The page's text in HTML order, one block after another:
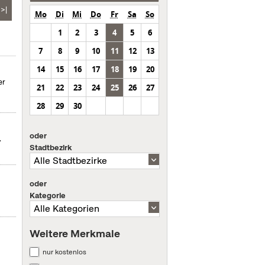
>| Mo Di Mi Do Fr Sa
So
1
2 3 4 5
6
7
8 9 10 11 12
13
14
15 16 17 18 19
20
21
22 23 24 25 26
27
28
29 30
oder
Stadtbezirk
oder
Kategorie
Weitere Merkmale
nur kostenlos